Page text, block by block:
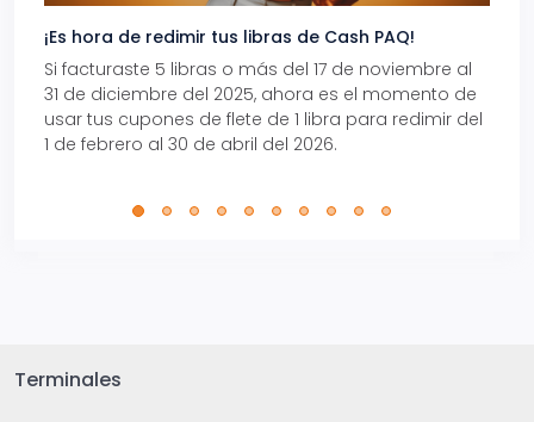
¡Es hora de redimir tus libras de Cash PAQ!
Si facturaste 5 libras o más del 17 de noviembre al
31 de diciembre del 2025, ahora es el momento de
usar tus cupones de flete de 1 libra para redimir del
1 de febrero al 30 de abril del 2026.
Terminales